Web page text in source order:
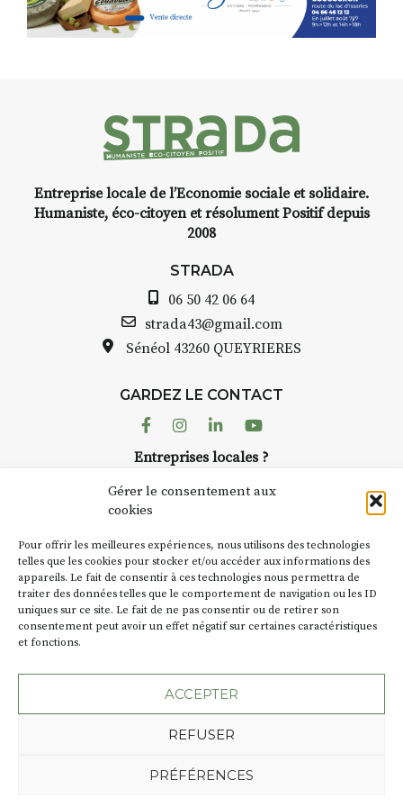
Gérer le consentement aux
cookies
Pour offrir les meilleures expériences, nous utilisons des technologies
telles que les cookies pour stocker et/ou accéder aux informations des
appareils. Le fait de consentir à ces technologies nous permettra de
traiter des données telles que le comportement de navigation ou les ID
uniques sur ce site. Le fait de ne pas consentir ou de retirer son
consentement peut avoir un effet négatif sur certaines caractéristiques
et fonctions.
ACCEPTER
REFUSER
PRÉFÉRENCES
d’Auzon, cette expo-
installation temporaire vous
INTERVIEW
avez ouvert une galerie à
Auzon…
Bernard TURLE Le Fumoir n’est
pas une galerie permanente.
AuzonToujours organise
dans le village. Des artistes et
caves, les granges d’Auzon. Le
Fumoir est l’un de ces espaces
d’autres activités culturelles de
la Petite Cité de Caractère. Par
exemple, l’installationCochon
Charbons’inscrit comme en
« off » du festival d’Auzon 2026
SA D’où vient le nom :Fumoir?
BT C’est le terme employé dans
les actes de propriété du lieu.
c’était un saloir et
Entreprise locale de l’Economie sociale et solidaire.
Humaniste, éco-citoyen et résolument Positif depuis
2008
STRADA
06 50 42 06 64
strada43@gmail.com
Sénéol 43260 QUEYRIERES
GARDEZ LE CONTACT
FacebookInstagram
LinkedinYoutube
Entreprises locales ?
Suivez toute l'actu de Strada
Politique de confidentialité